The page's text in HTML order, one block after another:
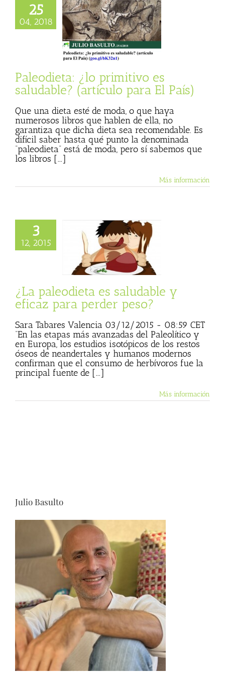
25
04, 2018
¿lo primitivo
(artículo
Paleodieta: ¿lo primitivo es
saludable? (artículo para El País)
Que una dieta esté de moda, o que haya
numerosos libros que hablen de ella, no
garantiza que dicha dieta sea recomendable. Es
difícil saber hasta qué punto la denominada
“paleodieta” está de moda, pero sí sabemos que
los libros [...]
Más información
3
12, 2015
es
y eficaz para
peso?
¿La paleodieta es saludable y
eficaz para perder peso?
Sara Tabares Valencia 03/12/2015 - 08:59 CET
“En las etapas más avanzadas del Paleolítico y
en Europa, los estudios isotópicos de los restos
óseos de neandertales y humanos modernos
confirman que el consumo de herbívoros fue la
principal fuente de [...]
Más información
Julio Basulto